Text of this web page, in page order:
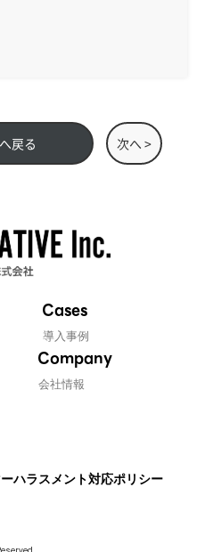
戻る 次へ >
Cases
導入事例
Company
会社情報
ハラスメント対応ポリシー